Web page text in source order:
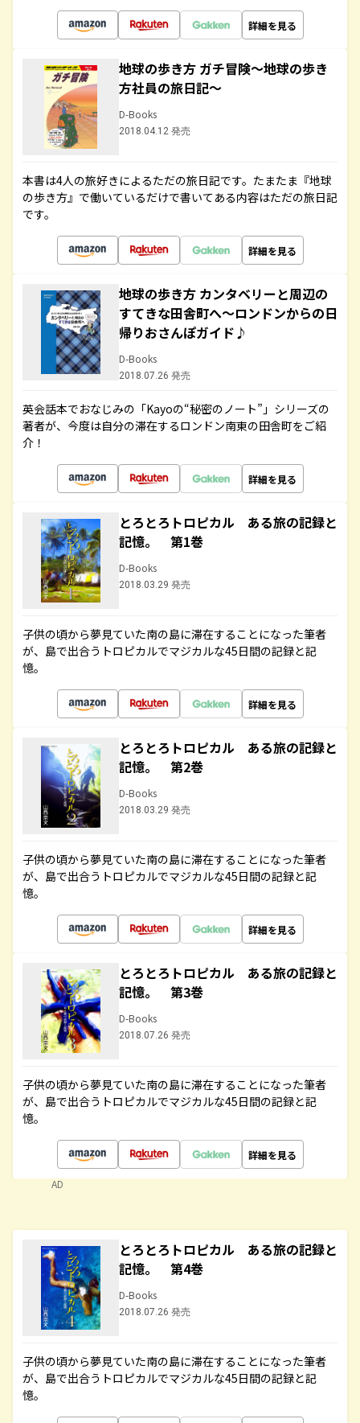
詳細を見る
地球の歩き方 ガチ冒険～地球の歩き
方社員の旅日記～
D-Books
2018.04.12 発売
本書は4人の旅好きによるただの旅日記です。たまたま『地球
の歩き方』で働いているだけで書いてある内容はただの旅日記
です。
詳細を見る
地球の歩き方 カンタベリーと周辺の
すてきな田舎町へ～ロンドンからの日
帰りおさんぽガイド♪
D-Books
2018.07.26 発売
英会話本でおなじみの「Kayoの“秘密のノート”」シリーズの
著者が、今度は自分の滞在するロンドン南東の田舎町をご紹
介！
詳細を見る
とろとろトロピカル ある旅の記録と
記憶。 第1巻
D-Books
2018.03.29 発売
子供の頃から夢見ていた南の島に滞在することになった筆者
が、島で出合うトロピカルでマジカルな45日間の記録と記
憶。
詳細を見る
とろとろトロピカル ある旅の記録と
記憶。 第2巻
D-Books
2018.03.29 発売
子供の頃から夢見ていた南の島に滞在することになった筆者
が、島で出合うトロピカルでマジカルな45日間の記録と記
憶。
詳細を見る
とろとろトロピカル ある旅の記録と
記憶。 第3巻
D-Books
2018.07.26 発売
子供の頃から夢見ていた南の島に滞在することになった筆者
が、島で出合うトロピカルでマジカルな45日間の記録と記
憶。
詳細を見る
AD
とろとろトロピカル ある旅の記録と
記憶。 第4巻
D-Books
2018.07.26 発売
子供の頃から夢見ていた南の島に滞在することになった筆者
が、島で出合うトロピカルでマジカルな45日間の記録と記
憶。